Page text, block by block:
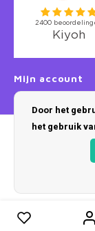
Mijn account
© Copyright
Vergelijk
Door het
het gebruik